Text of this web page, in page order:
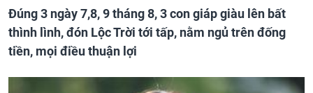
Đúng 3 ngày 7,8, 9 tháng 8, 3 con giáp giàu lên bất
thình lình, đón Lộc Trời tới tấp, nằm ngủ trên đống
tiền, mọi điều thuận lợi